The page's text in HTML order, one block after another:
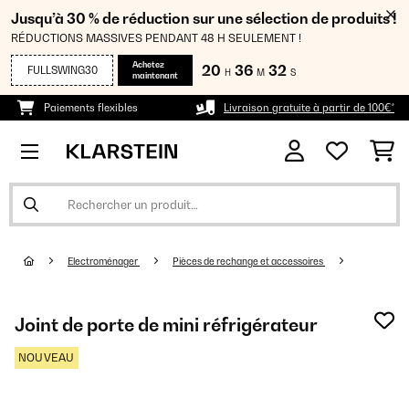
Jusqu’à 30 % de réduction sur une sélection de produits !
RÉDUCTIONS MASSIVES PENDANT 48 H SEULEMENT !
FULLSWING30
Achetez
maintenant
20 H 36 M 31 S
Paiements flexibles Livraison gratuite à partir de 100€*
Electroménager Pièces de rechange et accessoires
Joint de porte de mini réfrigérateur
NOUVEAU